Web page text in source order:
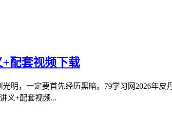
配套视频下载
明，一定要首先经历黑暗。79学习网2026年
义+配套视频...